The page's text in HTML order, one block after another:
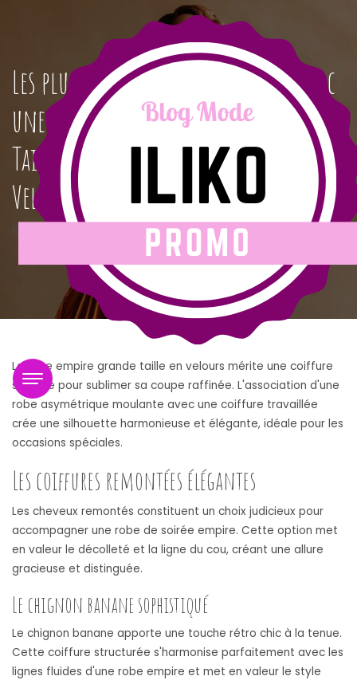
Les plus belles coiffures à porter avec
une Robe de Soirée Empire Grande
Taille Moulante et Asymétrique en
Velours
13 janvier 2025 iliko-promo
La robe empire grande taille en velours mérite une coiffure
soignée pour sublimer sa coupe raffinée. L'association d'une
robe asymétrique moulante avec une coiffure travaillée
crée une silhouette harmonieuse et élégante, idéale pour les
occasions spéciales.
Les coiffures remontées élégantes
Les cheveux remontés constituent un choix judicieux pour
accompagner une robe de soirée empire. Cette option met
en valeur le décolleté et la ligne du cou, créant une allure
gracieuse et distinguée.
Le chignon banane sophistiqué
Le chignon banane apporte une touche rétro chic à la tenue.
Cette coiffure structurée s'harmonise parfaitement avec les
lignes fluides d'une robe empire et met en valeur le style